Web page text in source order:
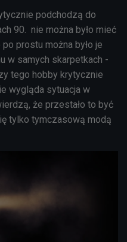
podchodzą do
90. nie można było mieć
prostu można było je
w samych skarpetkach -
tego hobby krytycznie
wygląda sytuacja w
że przestało to być
tylko tymczasową modą